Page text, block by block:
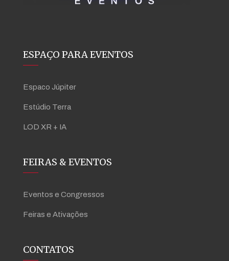
ESPAÇO PARA EVENTOS
Espaco Júpiter
Estúdio Terra
LOD XR + IA
FEIRAS & EVENTOS
Eventos e Congressos
Feiras e Ativações
CONTATOS